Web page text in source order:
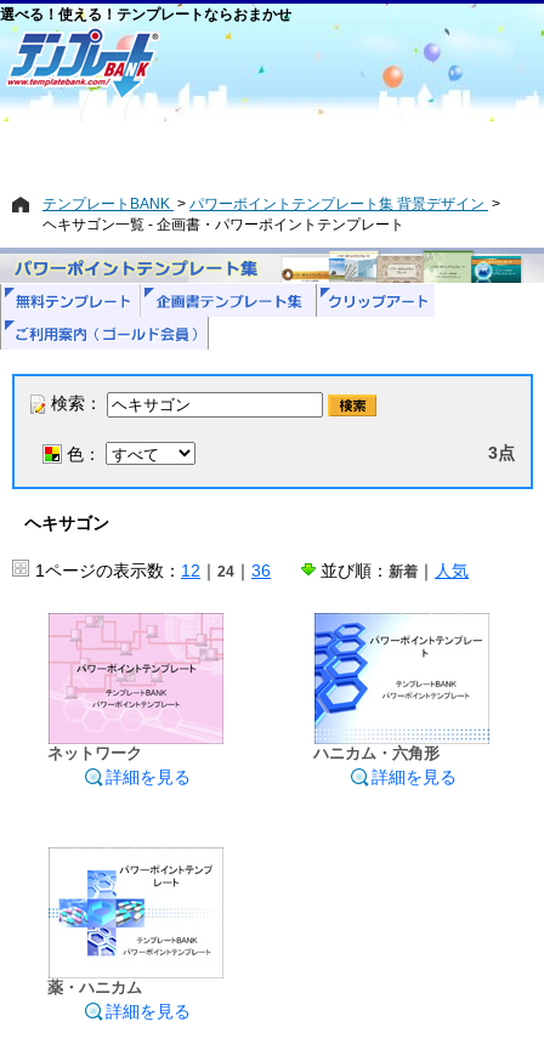
選べる！使える！テンプレートならおまかせ
テンプレートBANK
パワーポイントテンプレート集 背景デザイン
ヘキサゴン一覧 - 企画書・パワーポイントテンプレート
検索：
色： 3点
ヘキサゴン
1ページの表示数： 12 ｜ 24 ｜ 36 並び順： 新着 ｜ 人気
ネットワーク
詳細を見る
ハニカム・六角形
詳細を見る
薬・ハニカム
詳細を見る